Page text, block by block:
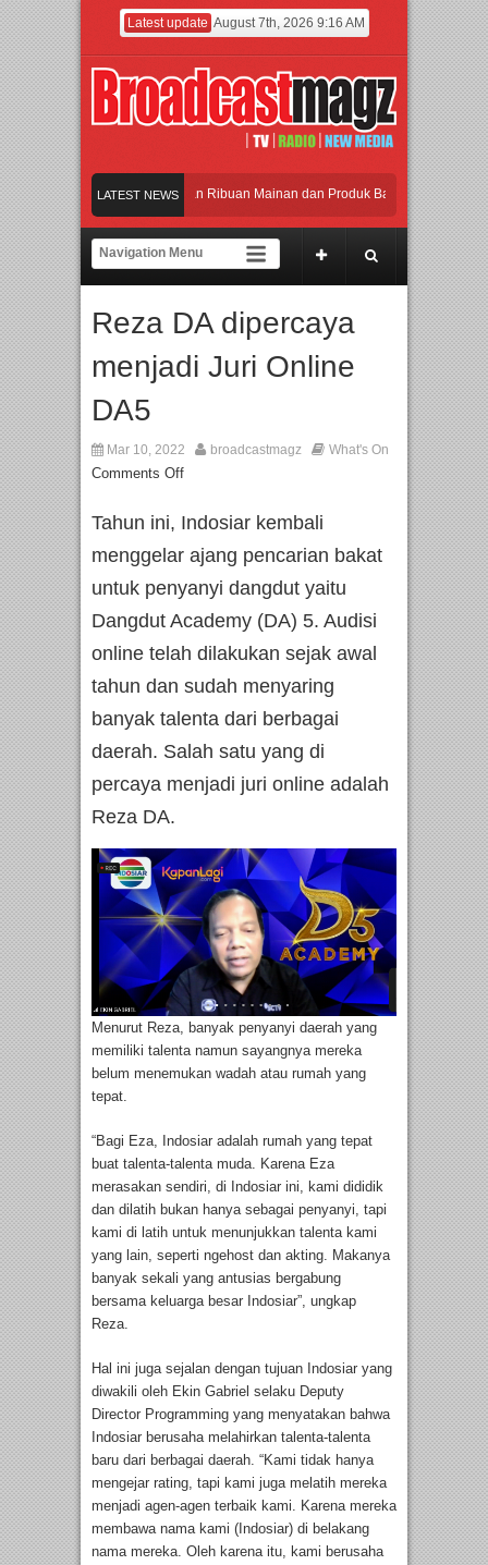
Latest update August 7th, 2026 9:16 AM
LATEST NEWS
Meramaikan Jakarta dengan Ribuan Mainan dan Produk Bayi dari Seluruh
Menjadi Gerbang Inovasi dan Peluang Bisnis Industri Gifts dan Housewares
Rayakan Perpaduan Warisan Dan Semangat Lokal, BIRKENSTOCK INDONESIA
Meramaikan Jakarta dengan Ribuan Mainan dan Produk Bayi dari Seluruh
Reza DA dipercaya
menjadi Juri Online
DA5
Mar 10, 2022 broadcastmagz What's On
Comments Off
Tahun ini, Indosiar kembali
menggelar ajang pencarian bakat
untuk penyanyi dangdut yaitu
Dangdut Academy (DA) 5. Audisi
online telah dilakukan sejak awal
tahun dan sudah menyaring
banyak talenta dari berbagai
daerah. Salah satu yang di
percaya menjadi juri online adalah
Reza DA.
Menurut Reza, banyak penyanyi daerah yang
memiliki talenta namun sayangnya mereka
belum menemukan wadah atau rumah yang
tepat.
“Bagi Eza, Indosiar adalah rumah yang tepat
buat talenta-talenta muda. Karena Eza
merasakan sendiri, di Indosiar ini, kami dididik
dan dilatih bukan hanya sebagai penyanyi, tapi
kami di latih untuk menunjukkan talenta kami
yang lain, seperti ngehost dan akting. Makanya
banyak sekali yang antusias bergabung
bersama keluarga besar Indosiar”, ungkap
Reza.
Hal ini juga sejalan dengan tujuan Indosiar yang
diwakili oleh Ekin Gabriel selaku Deputy
Director Programming yang menyatakan bahwa
Indosiar berusaha melahirkan talenta-talenta
baru dari berbagai daerah. “Kami tidak hanya
mengejar rating, tapi kami juga melatih mereka
menjadi agen-agen terbaik kami. Karena mereka
membawa nama kami (Indosiar) di belakang
nama mereka. Oleh karena itu, kami berusaha